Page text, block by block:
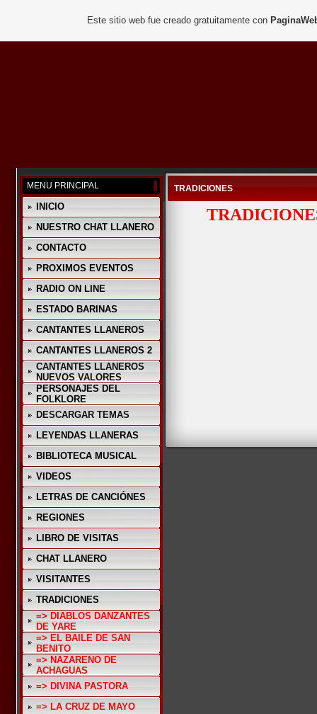
MENU PRINCIPAL
INICIO
NUESTRO CHAT LLANERO
CONTACTO
PROXIMOS EVENTOS
RADIO ON LINE
ESTADO BARINAS
CANTANTES LLANEROS
CANTANTES LLANEROS 2
CANTANTES LLANEROS
NUEVOS VALORES
PERSONAJES DEL
FOLKLORE
DESCARGAR TEMAS
LEYENDAS LLANERAS
BIBLIOTECA MUSICAL
VIDEOS
LETRAS DE CANCIÓNES
REGIONES
LIBRO DE VISITAS
CHAT LLANERO
VISITANTES
TRADICIONES
=> DIABLOS DANZANTES
DE YARE
=> EL BAILE DE SAN
BENITO
=> NAZARENO DE
ACHAGUAS
=> DIVINA PASTORA
=> LA CRUZ DE MAYO
TRADICIONES
Este sitio web fue creado gratuitamente con